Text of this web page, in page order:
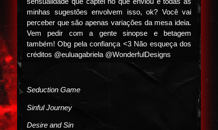
minhas sugestões envolvem isso, ok? Você vai
perceber que são apenas variações da mesa ideia.
Vem pedir com a gente sinopse e betagem
também! Obg pela confiança <3 Não esqueça dos
créditos @euluagabriela @WonderfulDesigns
Seduction Game
Sinful Journey
Desire and Sin